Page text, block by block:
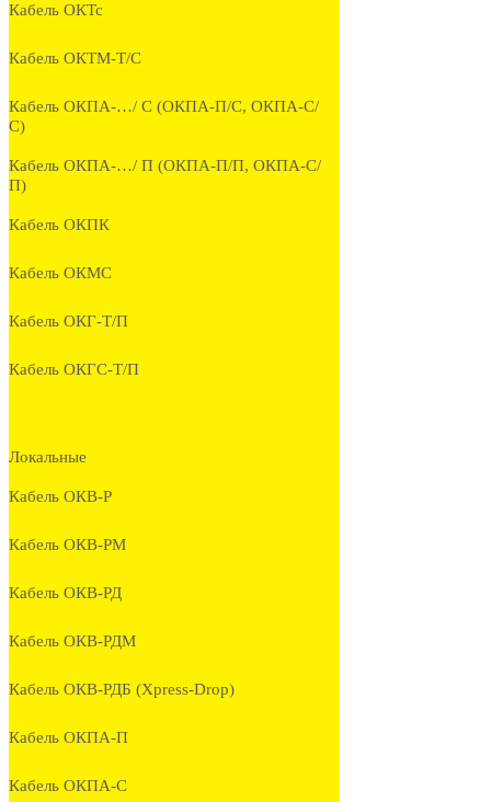
Кабель ОКТс
Кабель ОКТМ-Т/С
Кабель ОКПА-…/ С (ОКПА-П/С, ОКПА-С/
С)
Кабель ОКПА-…/ П (ОКПА-П/П, ОКПА-С/
П)
Кабель ОКПК
Кабель ОКМС
Кабель ОКГ-Т/П
Кабель ОКГС-Т/П
Локальные
Кабель ОКВ-Р
Кабель ОКВ-РМ
Кабель ОКВ-РД
Кабель ОКВ-РДМ
Кабель ОКВ-РДБ (Xpress-Drop)
Кабель ОКПА-П
Кабель ОКПА-С